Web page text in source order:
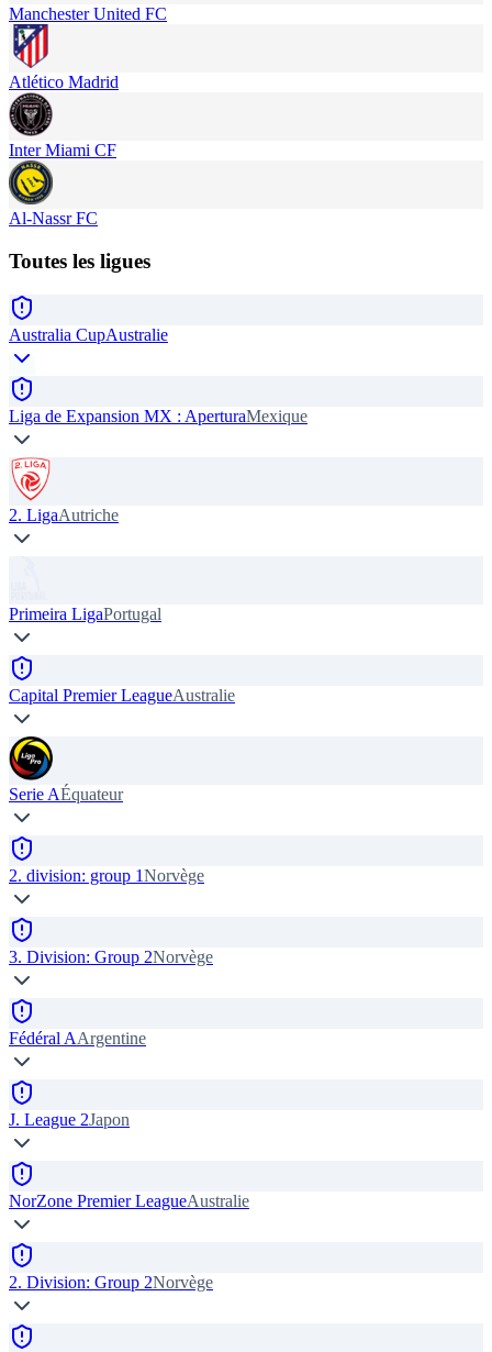
Manchester United FC
Atlético Madrid
Inter Miami CF
Al-Nassr FC
Toutes les ligues
Australia CupAustralie
Liga de Expansion MX : AperturaMexique
2. LigaAutriche
Primeira LigaPortugal
Capital Premier LeagueAustralie
Serie AÉquateur
2. division: group 1Norvège
3. Division: Group 2Norvège
Fédéral AArgentine
J. League 2Japon
NorZone Premier LeagueAustralie
2. Division: Group 2Norvège